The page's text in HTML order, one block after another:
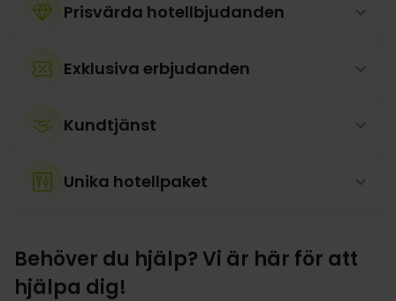
Prisvärda hotellbjudanden
Exklusiva erbjudanden
Kundtjänst
Unika hotellpaket
Behöver du hjälp? Vi är här för att
hjälpa dig!